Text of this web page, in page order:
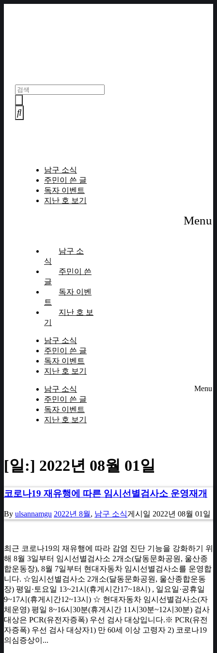
남구 소식
주민이 쓴 글
독자 이벤트
지난 호 보기
Menu
남구 소
식
주민이 쓴
글
독자 이벤
트
지난 호 보
기
남구 소식
주민이 쓴 글
독자 이벤트
지난 호 보기
Menu
남구 소식
주민이 쓴 글
독자 이벤트
지난 호 보기
[일:] 2022년 08월 01일
코로나19 재유행에 따른 임시선별검사소 운영재개
By ulsannamgu 2022년 8월, 남구 소식게시일 2022년 08월 01일
최근 코로나19의 재유행에 따라 감염 진단 기능을 강화하기 위
해 8월 3일부터 임시선별검사소 2개소(달동문화공원, 울산종
합운동장), 8월 7일부터 현대자동차 임시선별검사소를 운영합
니다. ☆임시선별검사소 2개소(달동문화공원, 울산종합운동
장) 평일·토요일 13~21시(휴게시간17~18시) , 일요일·공휴일
9~17시(휴게시간12~13시) ☆ 현대자동차 임시선별검사소(자
체운영) 평일 8~16시30분(휴게시간 11시30분~12시30분) 검사
대상은 PCR(유전자증폭) 우선 검사 대상입니다.※ PCR(유전
자증폭) 우선 검사 대상자1) 만 60세 이상 고령자 2) 코로나19
의심증상이...